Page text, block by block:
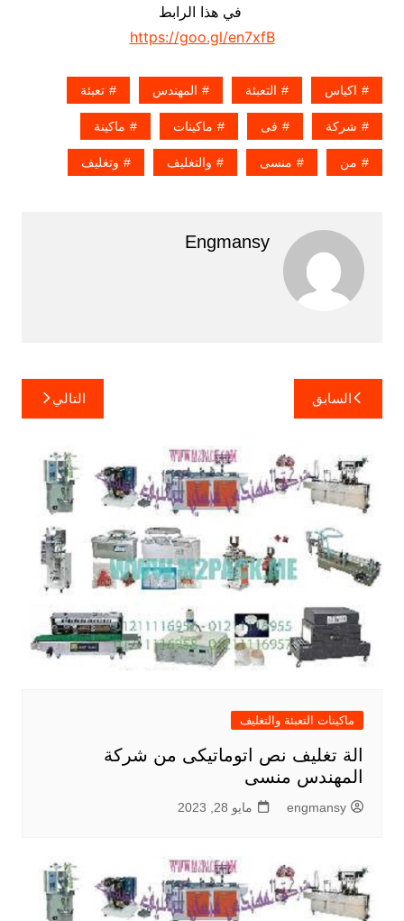
في هذا الرابط
https://goo.gl/en7xfB
اكياس التعبئة المهندس تعبئة
شركة فى ماكينات ماكينة
من منسى والتغليف وتغليف
Engmansy
تصفّح
المقالات
السابق التالي
ماكينات التعبئة والتغليف
الة تغليف نص اتوماتيكى من شركة
المهندس منسى
engmansy مايو 28, 2023